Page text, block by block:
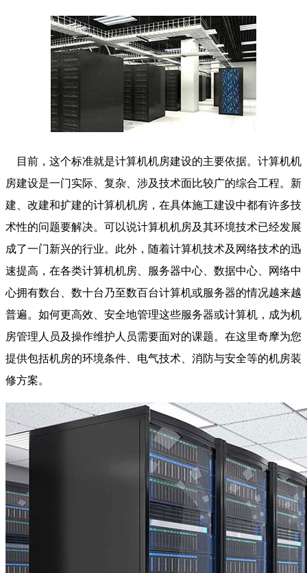
目前，这个标准就是计算机机房建设的主要依据。计算机机
房建设是一门实际、复杂、涉及技术面比较广的综合工程。新
建、改建和扩建的计算机机房，在具体施工建设中都有许多技
术性的问题要解决。可以说计算机机房及其环境技术已经发展
成了一门新兴的行业。此外，随着计算机技术及网络技术的迅
速提高，在各类计算机机房、服务器中心、数据中心、网络中
心拥有数台、数十台乃至数百台计算机或服务器的情况越来越
普遍。如何更高效、安全地管理这些服务器或计算机，成为机
房管理人员及操作维护人员需要面对的课题。在这里奇摩为您
提供包括机房的环境条件、电气技术、消防与安全等的机房装
修方案。